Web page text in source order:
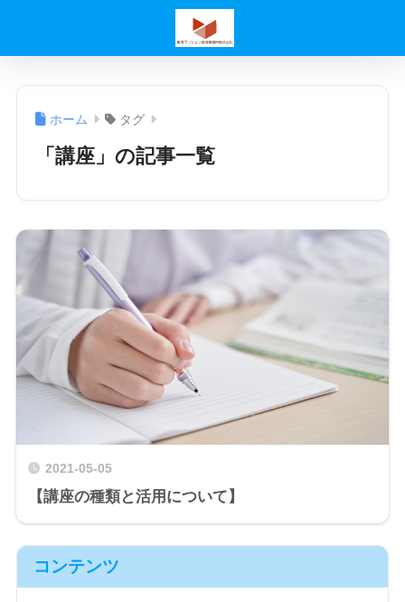
ホーム タグ
「講座」の記事一覧
2021-05-05
【講座の種類と活用について】
コンテンツ